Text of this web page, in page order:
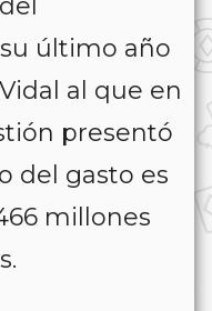
último año
al que en
presentó
del gasto es
millones